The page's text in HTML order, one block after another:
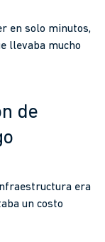
en solo minutos,
llevaba mucho
de
era
un costo